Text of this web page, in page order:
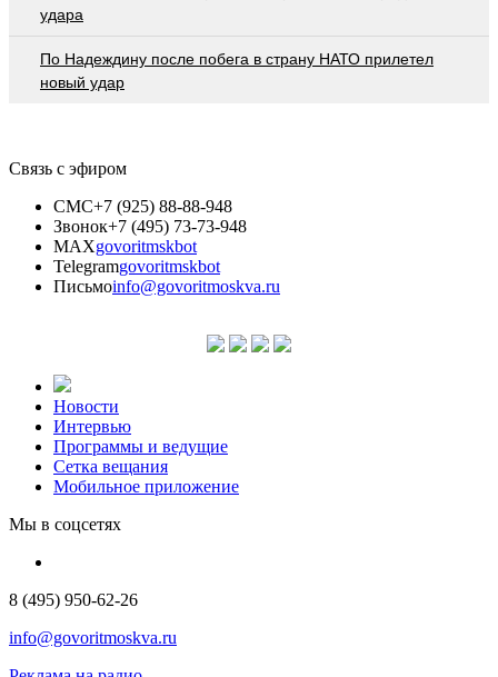
удара
По Надеждину после побега в страну НАТО прилетел
новый удар
Связь с эфиром
СМС+7 (925) 88-88-948
Звонок+7 (495) 73-73-948
MAXgovoritmskbot
Telegramgovoritmskbot
Письмоinfo@govoritmoskva.ru
Новости
Интервью
Программы и ведущие
Сетка вещания
Мобильное приложение
Мы в соцсетях
8 (495) 950-62-26
info@govoritmoskva.ru